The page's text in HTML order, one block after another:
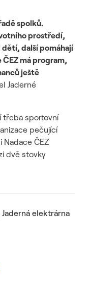
spolků.
prostředí,
další pomáhají
má program,
ještě
Jaderné
třeba sportovní
pečující
ČEZ
dvě stovky
elektrárna